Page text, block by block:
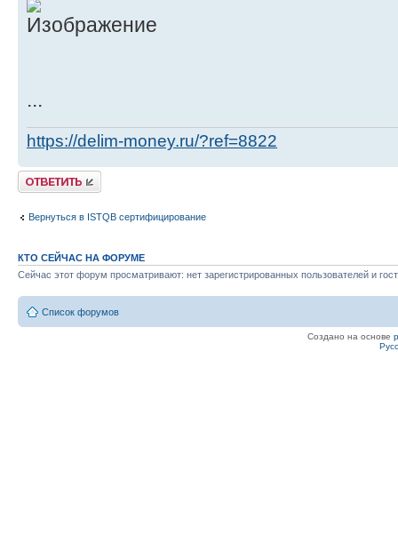
...
https://delim-money.ru/?ref=8822
Ответить
Вернуться в ISTQB сертифицирование
КТО СЕЙЧАС НА ФОРУМЕ
Сейчас этот форум просматривают: нет зарегистрированных пользователей и
Список форумов
Создано на основе